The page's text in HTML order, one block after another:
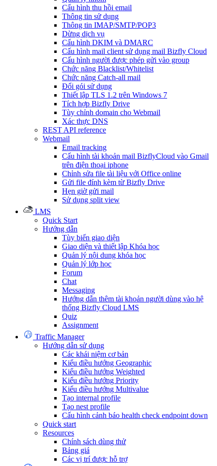
Cấu hình thu hồi email
Thông tin sử dụng
Thông tin IMAP/SMTP/POP3
Dừng dịch vụ
Cấu hình DKIM và DMARC
Cấu hình mail client sử dụng mail Bizfly Cloud
Cấu hình người được phép gửi vào group
Chức năng Blacklist/Whitelist
Chức năng Catch-all mail
Đổi gói sử dụng
Thiết lập TLS 1.2 trên Windows 7
Tích hợp Bizfly Drive
Tùy chỉnh domain cho Webmail
Xác thực DNS
REST API reference
Webmail
Email tracking
Cấu hình tài khoản mail BizflyCloud vào Gmail
trên điện thoại iphone
Chỉnh sửa file tài liệu với Office online
Gửi file đính kèm từ Bizfly Drive
Hẹn giờ gửi mail
Sử dụng split view
LMS
Quick Start
Hướng dẫn
Tùy biến giao diện
Giao diện và thiết lập Khóa học
Quản lý nội dung khóa học
Quản lý lớp học
Forum
Chat
Messaging
Hướng dẫn thêm tài khoản người dùng vào hệ
thống Bizfly Cloud LMS
Quiz
Assignment
Traffic Manager
Hướng dẫn sử dụng
Các khái niệm cơ bản
Kiểu điều hướng Geographic
Kiểu điều hướng Weighted
Kiểu điều hướng Priority
Kiểu điều hướng Multivalue
Tạo internal profile
Tạo nest profile
Cấu hình cảnh báo health check endpoint down
Quick start
Resources
Chính sách dùng thử
Bảng giá
Các vị trí được hỗ trợ